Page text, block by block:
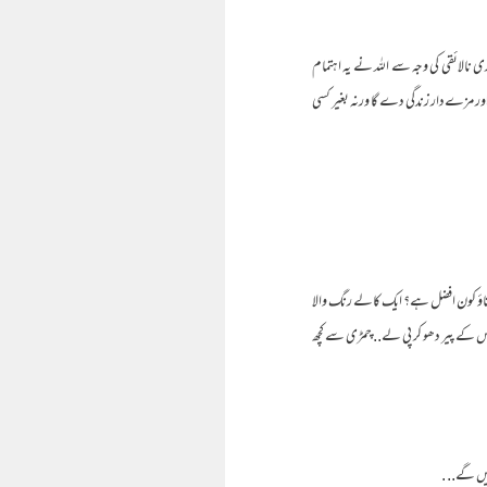
نالائقی کی وجہ سے اللہ نے یہ اہتمام
اور مزےدار زندگی دے گا ورنہ بغیر کسی
کون افضل ہے؟ ایک کالے رنگ والا
اس کے پیر دھو کر پی لے.. چمڑی سے کچھ
لیں گے.. .